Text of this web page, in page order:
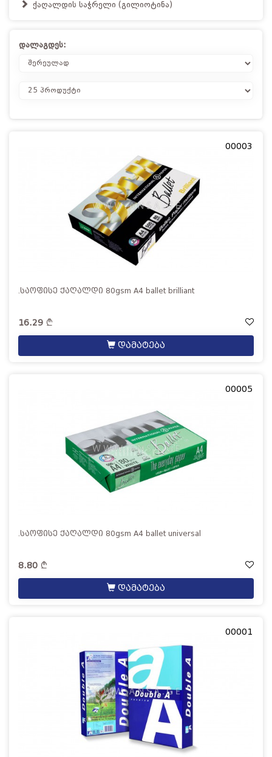
ქაღალდის საჭრელი (გილიოტინა)
დალაგდეს:
00003
.საოფისე ქაღალდი 80gsm A4 ballet brilliant
16.29
დამატება
00005
.საოფისე ქაღალდი 80gsm A4 ballet universal
8.80
დამატება
00001